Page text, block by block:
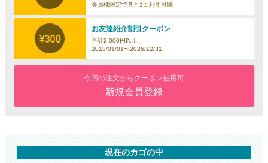
会員様限定で各月1回利用可能
お友達紹介割引クーポン
合計2,000円以上
2018/01/01〜2026/12/31
今回の注文からクーポン使用可
新規会員登録
現在のカゴの中